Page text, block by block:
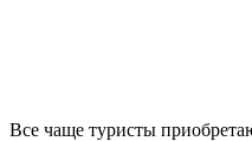
Все чаще туристы